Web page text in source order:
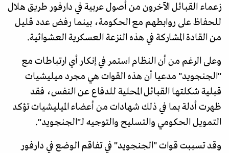
زعماء القبائل الآخرون من أصول عربية في دارفور طريق هلال
للحفاظ على روابطهم مع الحكومة، بينما رفض عدد قليل
من القادة المشاركة في هذه النزعة العسكرية العشوائية.
وعلى الرغم من أن النظام استمر في إنكار أي ارتباطات مع
"الجنجويد" مدعيا أن هذه القوات هي مجرد ميليشيات
قبلية شكلتها القبائل المحلية للدفاع عن النفس، فقد
ظهرت أدلة بما في ذلك شهادات من أعضاء الميليشيات تؤكد
التمويل الحكومي والتسليح والتوجيه لـ"الجنجويد".
وقد تسببت قوات "الجنجويد" في تفاقم الوضع في دارفور